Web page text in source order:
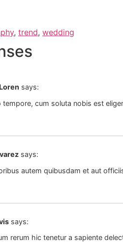
, trend, wedding
says:
tempore, cum soluta nobis est
says:
autem quibusdam et aut
says:
rerum hic tenetur a sapiente